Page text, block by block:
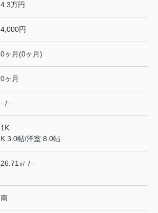
4.3万円
4,000円
0ヶ月(0ヶ月)
0ヶ月
- / -
1K
K 3.0帖/洋室 8.0帖
26.71㎡ / -
南